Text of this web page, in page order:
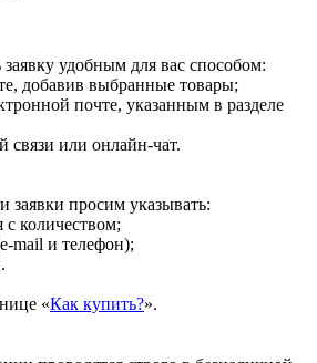
удобным для вас способом:
добавив выбранные товары;
почте, указанным в разделе
связи или онлайн-чат.
заявки просим указывать:
с количеством;
mail и телефон);
«Как купить?».